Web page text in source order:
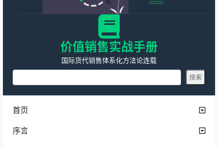
价值销售实战手册
国际货代销售体系化方法论连载
首页
序言